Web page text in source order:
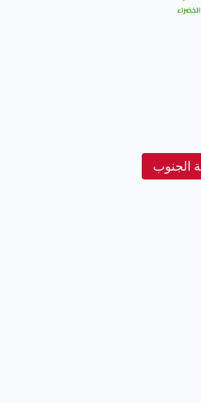
الجنوب